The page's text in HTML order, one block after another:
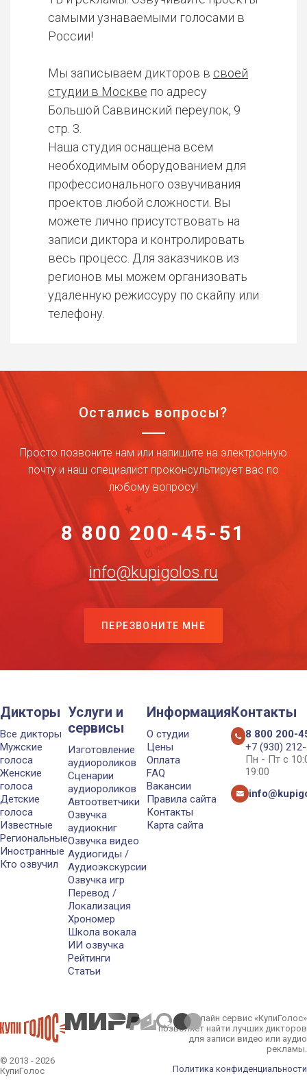
самыми узнаваемыми голосами в
России!
Мы записываем дикторов в своей
студии в Москве по адресу
Большой Саввинский переулок, 9
стр. 3.
Наша студия оснащена всем
необходимым оборудованием для
профессионального озвучивания
проектов любой сложности. Вы
можете лично присутствовать на
записи диктора и контролировать
весь процесс. Для заказчиков из
регионов мы можем организовать
удаленную режиссуру по скайпу или
телефону.
Остались вопросы?
Просто позвоните нам или напишите на электронную
почту и наш специалист проконсультирует вас по
любому вопросу!
8 800 200-45-51
info@kupigolos.ru
ПЕРЕЗВОНИТЕ МНЕ
Дикторы
Все дикторы
Мужские
голоса
Женские
голоса
Детские
голоса
Известные
Региональные
Иностранные
Кто озвучил
Услуги и
сервисы
Изготовление
аудиороликов
Сценарии
аудиороликов
Автоответчики
Озвучка
аудиокниг
Озвучка видео
Аудиогиды /
Аудиоэкскурсии
Озвучка игр
Перевод /
Локализация
Хрономер
Школа вокала
ИИ озвучка
Рейтинги
Статьи
Информация
О студии
Цены
Оплата
FAQ
Вакансии
Правила сайта
Контакты
Карта сайта
Контакты
8 800 200-
+7 (930)
Пн - Пт с
19:00
© 2013 - 2026
КупиГолос
Онлайн сервис «КупиГолос»
позволяет найти лучших дикторов
для записи видео или аудио
рекламы.
Политика конфиденциальности